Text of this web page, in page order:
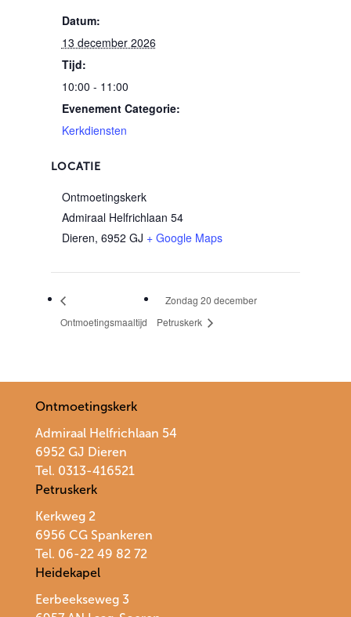
Datum:
13 december 2026
Tijd:
10:00 - 11:00
Evenement Categorie:
Kerkdiensten
LOCATIE
Ontmoetingskerk
Admiraal Helfrichlaan 54
Dieren, 6952 GJ + Google Maps
Ontmoetingsmaaltijd
Zondag 20 december
Petruskerk
Ontmoetingskerk
Admiraal Helfrichlaan 54
6952 GJ Dieren
Tel. 0313-416521
Petruskerk
Kerkweg 2
6956 CG Spankeren
Tel. 06-22 49 82 72
Heidekapel
Eerbeekseweg 3